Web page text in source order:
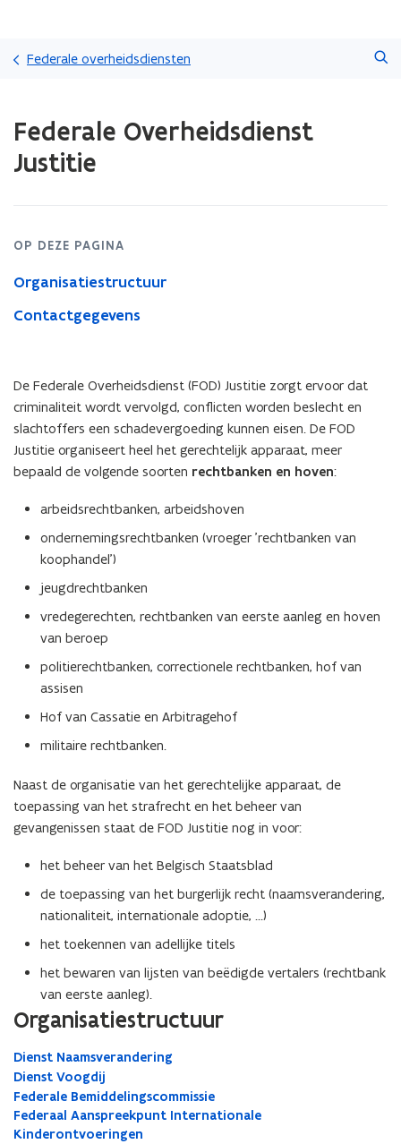
gaan
Federale overheidsdiensten
met
laden.
Federale
Overheidsdienst
Justitie
Federale Overheidsdienst
Justitie
OP DEZE PAGINA
Organisatiestructuur
Contactgegevens
De Federale Overheidsdienst (FOD) Justitie zorgt ervoor dat
criminaliteit wordt vervolgd, conflicten worden beslecht en
slachtoffers een schadevergoeding kunnen eisen. De FOD
Justitie organiseert heel het gerechtelijk apparaat, meer
bepaald de volgende soorten rechtbanken en hoven:
arbeidsrechtbanken, arbeidshoven
ondernemingsrechtbanken (vroeger 'rechtbanken van
koophandel')
jeugdrechtbanken
vredegerechten, rechtbanken van eerste aanleg en hoven
van beroep
politierechtbanken, correctionele rechtbanken, hof van
assisen
Hof van Cassatie en Arbitragehof
militaire rechtbanken.
Naast de organisatie van het gerechtelijke apparaat, de
toepassing van het strafrecht en het beheer van
gevangenissen staat de FOD Justitie nog in voor:
het beheer van het Belgisch Staatsblad
de toepassing van het burgerlijk recht (naamsverandering,
nationaliteit, internationale adoptie, ...)
het toekennen van adellijke titels
het bewaren van lijsten van beëdigde vertalers (rechtbank
van eerste aanleg).
Organisatiestructuur
Dienst Naamsverandering
Dienst Voogdij
Federale Bemiddelingscommissie
Federaal Aanspreekpunt Internationale
Kinderontvoeringen